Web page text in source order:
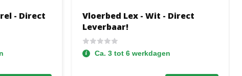
- Direct
Vloerbed Lex - Wit - Direct
Leverbaar!
Ca. 3 tot 6 werkdagen